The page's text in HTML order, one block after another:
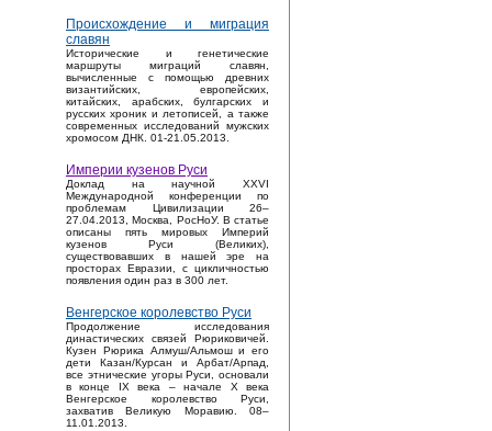
Происхождение и миграция
славян
Исторические и генетические
маршруты миграций славян,
вычисленные с помощью древних
византийских, европейских,
китайских, арабских, булгарских и
русских хроник и летописей, а также
современных исследований мужских
хромосом ДНК. 01-21.05.2013.
Империи кузенов Руси
Доклад на научной XXVI
Международной конференции по
проблемам Цивилизации 26–
27.04.2013, Москва, РосНоУ. В статье
описаны пять мировых Империй
кузенов Руси (Великих),
существовавших в нашей эре на
просторах Евразии, с цикличностью
появления один раз в 300 лет.
Венгерское королевство Руси
Продолжение исследования
династических связей Рюриковичей.
Кузен Рюрика Алмуш/Альмош и его
дети Казан/Курсан и Арбат/Арпад,
все этнические угоры Руси, основали
в конце IX века – начале X века
Венгерское королевство Руси,
захватив Великую Моравию. 08–
11.01.2013.